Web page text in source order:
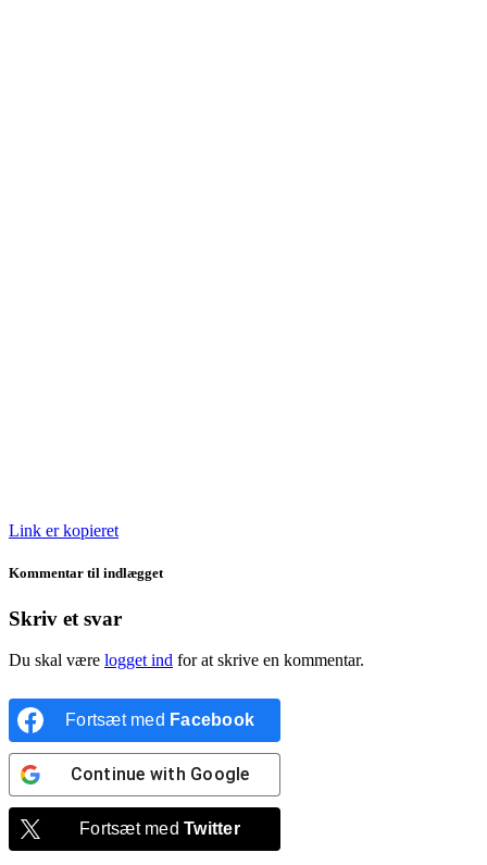
Link er kopieret
Kommentar til indlægget
Skriv et svar
Du skal være logget ind for at skrive en kommentar.
Fortsæt med Facebook
Continue with Google
Fortsæt medTwitter